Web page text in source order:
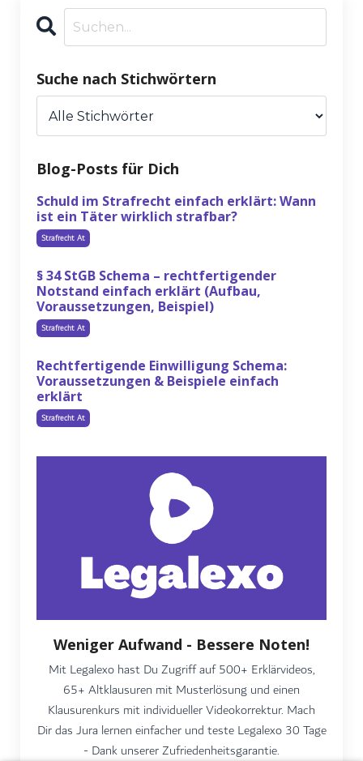
Suche nach Stichwörtern
Blog-Posts für Dich
Schuld im Strafrecht einfach erklärt: Wann
ist ein Täter wirklich strafbar?
Strafrecht At
§ 34 StGB Schema – rechtfertigender
Notstand einfach erklärt (Aufbau,
Voraussetzungen, Beispiel)
Strafrecht At
Rechtfertigende Einwilligung Schema:
Voraussetzungen & Beispiele einfach
erklärt
Strafrecht At
Weniger Aufwand - Bessere Noten!
Mit Legalexo hast Du Zugriff auf 500+ Erklärvideos,
65+ Altklausuren mit Musterlösung und einen
Klausurenkurs mit individueller Videokorrektur. Mach
Dir das Jura lernen einfacher und teste Legalexo 30 Tage
- Dank unserer Zufriedenheitsgarantie.